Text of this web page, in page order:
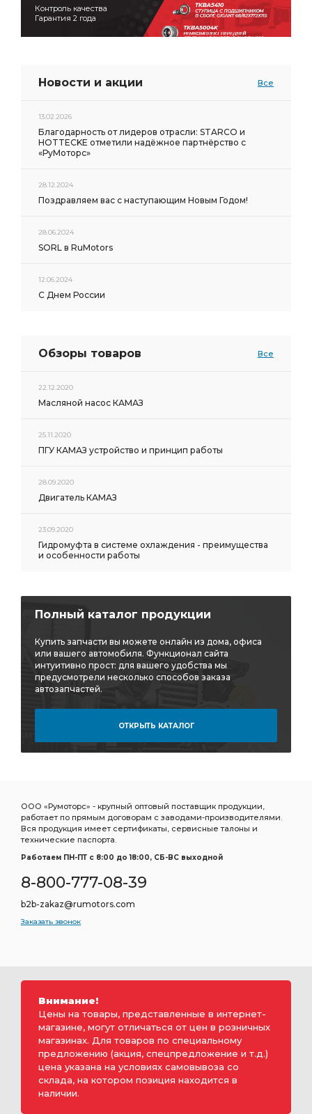
Контроль качества
Гарантия 2 года
Новости и акции Все
13.02.2026
Благодарность от лидеров отрасли: STARCO и
HOTTECKE отметили надёжное партнёрство с
«РуМоторс»
28.12.2024
Поздравляем вас с наступающим Новым Годом!
28.06.2024
SORL в RuMotors
12.06.2024
С Днем России
Обзоры товаров Все
22.12.2020
Масляной насос КАМАЗ
25.11.2020
ПГУ КАМАЗ устройство и принцип работы
28.09.2020
Двигатель КАМАЗ
23.09.2020
Гидромуфта в системе охлаждения - преимущества
и особенности работы
Полный каталог продукции
Купить запчасти вы можете онлайн из дома, офиса
или вашего автомобиля. Функционал сайта
интуитивно прост: для вашего удобства мы
предусмотрели несколько способов заказа
автозапчастей.
ОТКРЫТЬ КАТАЛОГ
ООО «Румоторс» - крупный оптовый поставщик продукции,
работает по прямым договорам с заводами-производителями.
Вся продукция имеет сертификаты, сервисные талоны и
технические паспорта.
Работаем ПН-ПТ c 8:00 до 18:00, СБ-ВС выходной
8-800-777-08-39
b2b-zakaz@rumotors.com
Заказать звонок
Внимание!
Цены на товары, представленные в интернет-
магазине, могут отличаться от цен в розничных
магазинах. Для товаров по специальному
предложению (акция, спецпредложение и т.д.)
цена указана на условиях самовывоза со
склада, на котором позиция находится в
наличии.